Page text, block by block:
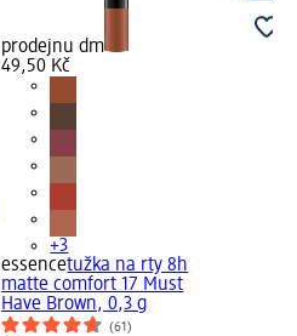
prodejnu dm
49,50 Kč
+3
essencetužka na rty 8h
matte comfort 17 Must
Have Brown, 0,3 g
(61)